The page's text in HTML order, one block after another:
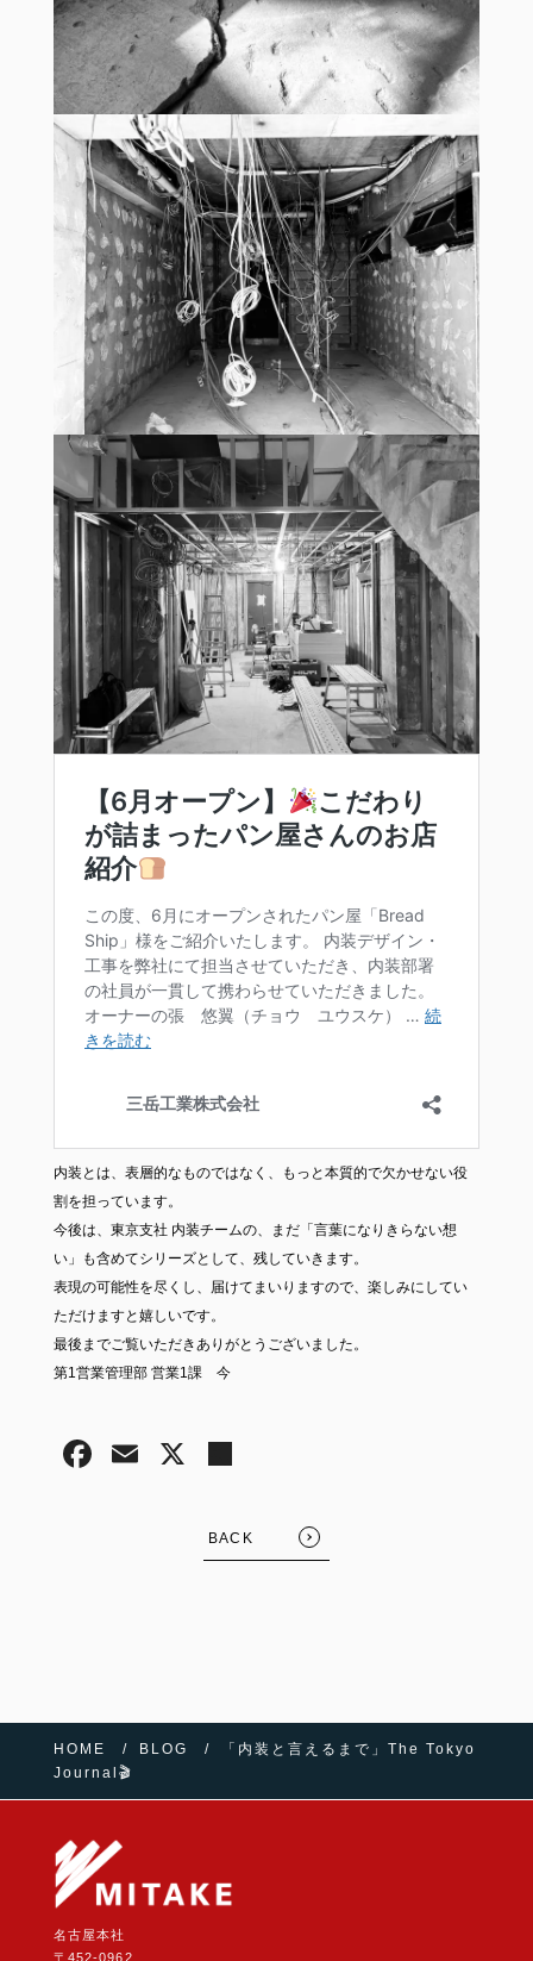
内装とは、表層的なものではなく、もっと本質的で欠かせない役
割を担っています。
今後は、東京支社 内装チームの、まだ「言葉になりきらない想
い」も含めてシリーズとして、残していきます。
表現の可能性を尽くし、届けてまいりますので、楽しみにしてい
ただけますと嬉しいです。
最後までご覧いただきありがとうございました。
第1営業管理部 営業1課 今
BACK
HOME BLOG
「内装と言えるまで」The Tokyo
Journal🎬
名古屋本社
〒452-0962